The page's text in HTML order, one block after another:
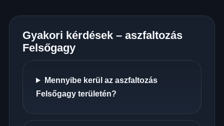
Gyakori kérdések – aszfaltozás
Felsőgagy
Mennyibe kerül az aszfaltozás
Felsőgagy területén?